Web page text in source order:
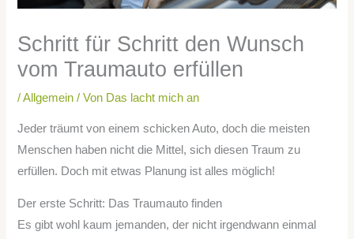
Schritt für Schritt den Wunsch
vom Traumauto erfüllen
/Allgemein / Von Das lacht mich an
Jeder träumt von einem schicken Auto, doch die meisten
Menschen haben nicht die Mittel, sich diesen Traum zu
erfüllen. Doch mit etwas Planung ist alles möglich!
Der erste Schritt: Das Traumauto finden
Es gibt wohl kaum jemanden, der nicht irgendwann einmal